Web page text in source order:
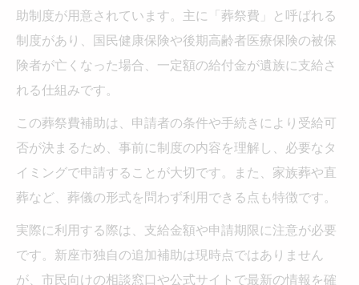
助制度が用意されています。主に「葬祭費」と呼ばれる
制度があり、国民健康保険や後期高齢者医療保険の被保
険者が亡くなった場合、一定額の給付金が遺族に支給さ
れる仕組みです。
この葬祭費補助は、申請者の条件や手続きにより受給可
否が決まるため、事前に制度の内容を理解し、必要なタ
イミングで申請することが大切です。また、家族葬や直
葬など、葬儀の形式を問わず利用できる点も特徴です。
実際に利用する際は、支給金額や申請期限に注意が必要
です。新座市独自の追加補助は現時点ではありません
が、市民向けの相談窓口や公式サイトで最新の情報を確